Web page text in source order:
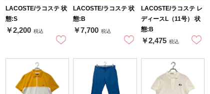
LACOSTE/ラコステ 状
態:S
￥2,200 税込
LACOSTE/ラコステ 状
態:B
￥7,700 税込
LACOSTE/ラコステ レ
ディースL（11号） 状
態:B
￥2,475 税込